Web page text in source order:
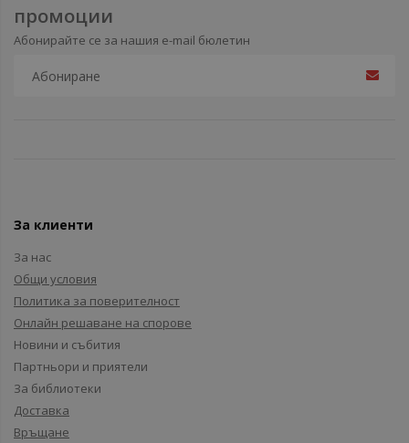
промоции
Абонирайте се за нашия e-mail бюлетин
За клиенти
За нас
Общи условия
Политика за поверителност
Онлайн решаване на спорове
Новини и събития
Партньори и приятели
За библиотеки
Доставка
Връщане